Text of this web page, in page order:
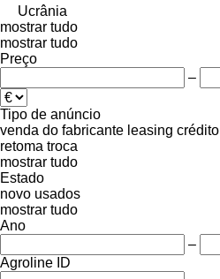
Ucrânia
mostrar tudo
mostrar tudo
Preço
–
Tipo de anúncio
venda do fabricante leasing crédito
retoma troca
mostrar tudo
Estado
novo usados
mostrar tudo
Ano
–
Agroline ID